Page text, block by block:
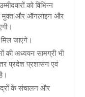
को विभिन्न
से मुक्त और ऑनलाइन और
जाएंगे।
की अध्ययन सामग्री भी
प्रदेश प्रशासन एवं
के संचालन और